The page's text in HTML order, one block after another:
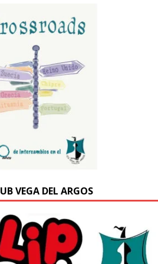
VEGA DEL ARGOS